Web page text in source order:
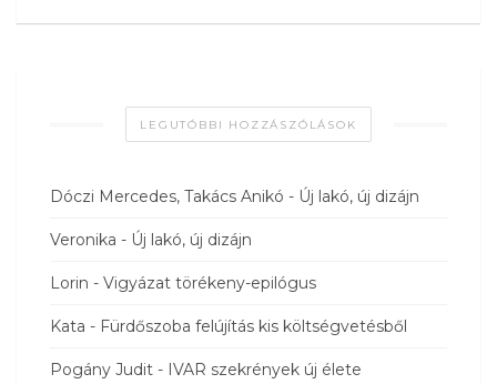
LEGUTÓBBI HOZZÁSZÓLÁSOK
Dóczi Mercedes, Takács Anikó - Új lakó, új dizájn
Veronika - Új lakó, új dizájn
Lorin - Vigyázat törékeny-epilógus
Kata - Fürdőszoba felújítás kis költségvetésből
Pogány Judit - IVAR szekrények új élete